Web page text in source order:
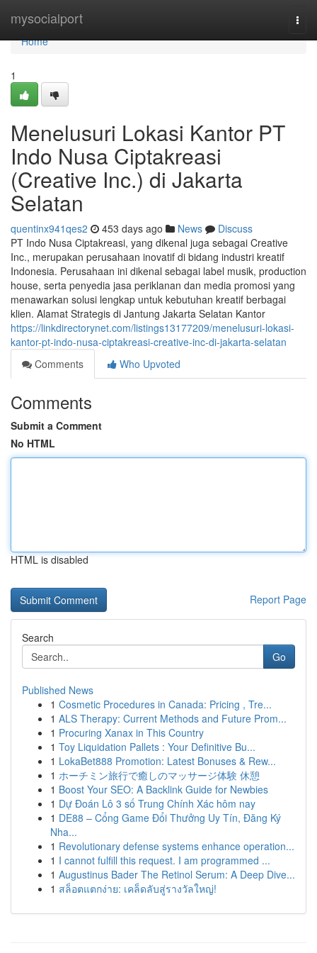
mysocialport
Home
Home
1
Menelusuri Lokasi Kantor PT
Indo Nusa Ciptakreasi
(Creative Inc.) di Jakarta
Selatan
quentinx941qes2 453 days ago News
Discuss
PT Indo Nusa Ciptakreasi, yang dikenal juga sebagai Creative
Inc., merupakan perusahaan inovatif di bidang industri kreatif
Indonesia. Perusahaan ini dikenal sebagai label musik, production
house, serta penyedia jasa periklanan dan media promosi yang
menawarkan solusi lengkap untuk kebutuhan kreatif berbagai
klien. Alamat Strategis di Jantung Jakarta Selatan Kantor
https://linkdirectorynet.com/listings13177209/menelusuri-lokasi-
kantor-pt-indo-nusa-ciptakreasi-creative-inc-di-jakarta-selatan
Comments
Who Upvoted
Comments
Submit a Comment
No HTML
HTML is disabled
Report Page
Search
Go
Published News
1 Cosmetic Procedures in Canada: Pricing , Tre...
1 ALS Therapy: Current Methods and Future Prom...
1 Procuring Xanax in This Country
1 Toy Liquidation Pallets : Your Definitive Bu...
1 LokaBet888 Promotion: Latest Bonuses & Rew...
1 ホーチミン旅行で癒しのマッサージ体験 休憩
1 Boost Your SEO: A Backlink Guide for Newbies
1 Dự Đoán Lô 3 số Trung Chính Xác hôm nay
1 DE88 – Cổng Game Đổi Thưởng Uy Tín, Đăng Ký
Nha...
1 Revolutionary defense systems enhance operation...
1 I cannot fulfill this request. I am programmed ...
1 Augustinus Bader The Retinol Serum: A Deep Dive...
1 สล็อตแตกง่าย: เคล็ดลับสู่รางวัลใหญ่!